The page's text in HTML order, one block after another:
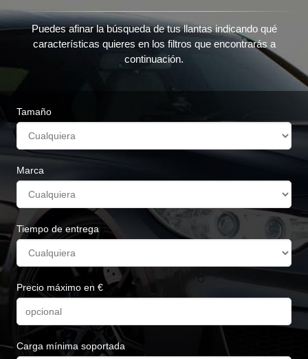
Puedes afinar la búsqueda de tus llantas indicando qué
características quieres en los filtros que encontrarás a
continuación.
Tamaño
Marca
Tiempo de entrega
Precio máximo en €
Carga mínima soportada